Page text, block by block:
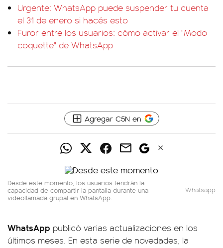
Urgente: WhatsApp puede suspender tu cuenta
el 31 de enero si hacés esto
Furor entre los usuarios: cómo activar el "Modo
coquette" de WhatsApp
Agregar C5N en
Desde este momento, los usuarios tendrán la
capacidad de compartir la pantalla durante una
videollamada grupal en WhatsApp.
Whatsapp
WhatsApp publicó varias actualizaciones en los
últimos meses. En esta serie de novedades, la